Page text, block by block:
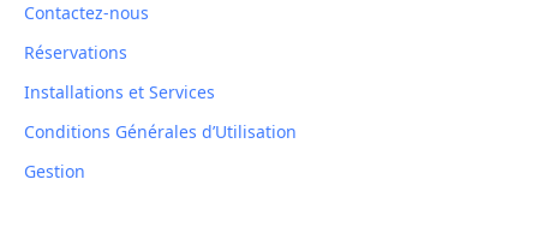
Contactez-nous
Réservations
Installations et Services
Conditions Générales d’Utilisation
Gestion